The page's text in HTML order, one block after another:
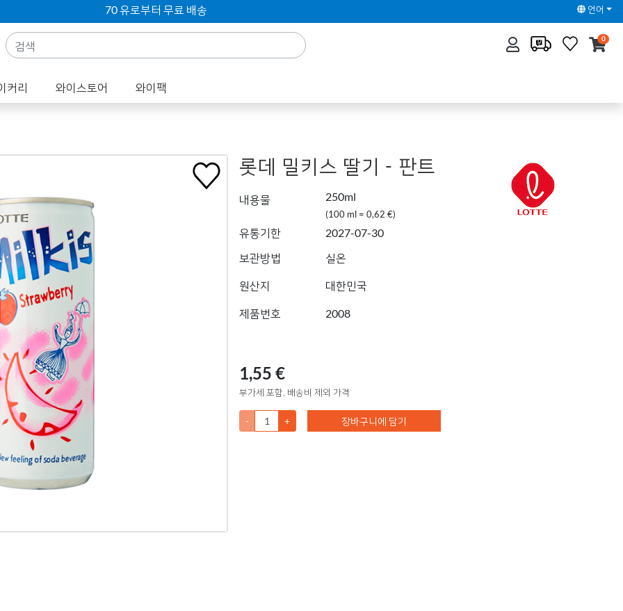
70 유로부터 무료 배송 언어
0
커리 와이스토어 와이팩
롯데 밀키스 딸기 - 판트
내용물 250ml
(100 ml = 0,62 €)
유통기한
2027-07-30
보관방법
실온
원산지 대한민국
제품번호 2008
1,55 €
부가세 포함, 배송비 제외 가격
- + 장바구니에 담기